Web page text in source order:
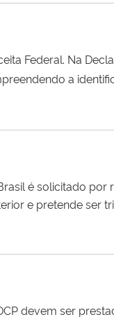
(DECRED) à
a
é solicitado por
e pretende ser
interessada, à
(DCP) à Receita Federal.